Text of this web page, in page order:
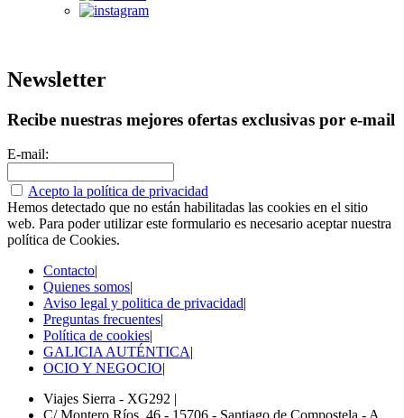
Newsletter
Recibe nuestras mejores ofertas exclusivas por e-mail
E-mail:
Acepto la política de privacidad
Hemos detectado que no están habilitadas las cookies en el sitio
web. Para poder utilizar este formulario es necesario aceptar nuestra
política de Cookies.
Contacto|
Quienes somos|
Aviso legal y politica de privacidad|
Preguntas frecuentes|
Política de cookies|
GALICIA AUTÉNTICA|
OCIO Y NEGOCIO|
Viajes Sierra - XG292 |